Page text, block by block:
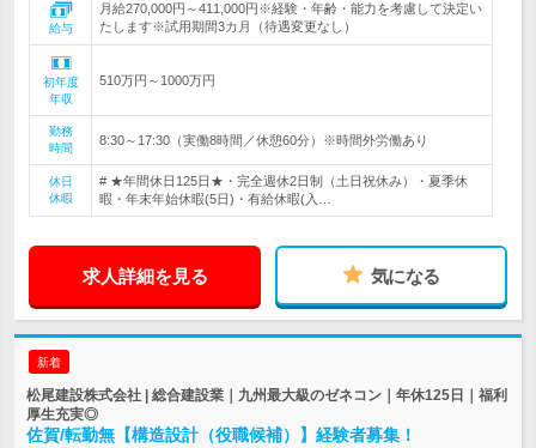
給与
月給270,000円～411,000円※経験・年齢・能力を考慮して決定い
たします※試用期間3カ月（待遇変更なし）
初年度
年収
510万円～1000万円
勤務
時間
8:30～17:30（実働8時間／休憩60分）※時間外労働あり
休日
休暇
# ★年間休日125日★・完全週休2日制（土日祝休み）・夏季休
暇・年末年始休暇(5日)・有給休暇(入…
求人詳細を見る 気になる
新着
松尾建設株式会社 | 総合建設業｜九州最大級のゼネコン｜年休125日｜福利
厚生充実◎
佐賀/転勤無【構造設計（役職候補）】経験者募集！